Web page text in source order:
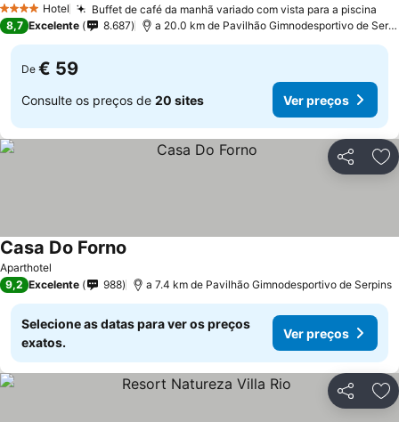
4 EstrelasHotel Buffet de café da manhã variado com vista para a piscina
8,7 Excelente 8.687 a 20.0 km de Pavilhão Gimnodesportivo de Serpins
De € 59
Consulte os preços de 20 sites Ver preços
Partilhar
Aparthotel
Casa Do Forno
9,2 Excelente 988 a 7.4 km de Pavilhão Gimnodesportivo de Serpins
Selecione as datas para ver os preços
exatos.
Ver preços
Partilhar